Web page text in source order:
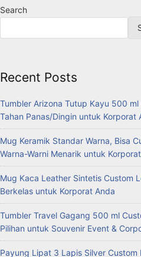
Search
Recent Posts
Tumbler Arizona Tutup Kayu 500
Tahan Panas/Dingin untuk Korporat
Mug Keramik Standar Warna, Bisa
Warna-Warni Menarik untuk
Mug Kaca Leather Sintetis Custom
Berkelas untuk Korporat Anda
Tumbler Travel Gagang 500 ml
Pilihan untuk Souvenir Event &
Payung Lipat 3 Lapis Silver Custom